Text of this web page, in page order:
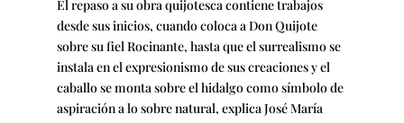
El repaso a su obra quijotesca contiene trabajos
desde sus inicios, cuando coloca a Don Quijote
sobre su fiel Rocinante, hasta que el surrealismo se
instala en el expresionismo de sus creaciones y el
caballo se monta sobre el hidalgo como símbolo de
aspiración a lo sobre natural, explica José María